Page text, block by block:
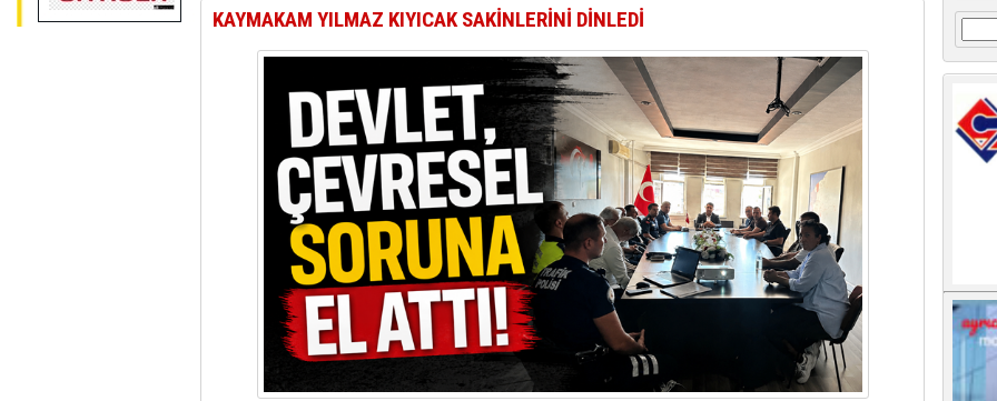
KAYMAKAM YILMAZ KIYICAK SAKİNLERİNİ DİNLEDİ Arama: